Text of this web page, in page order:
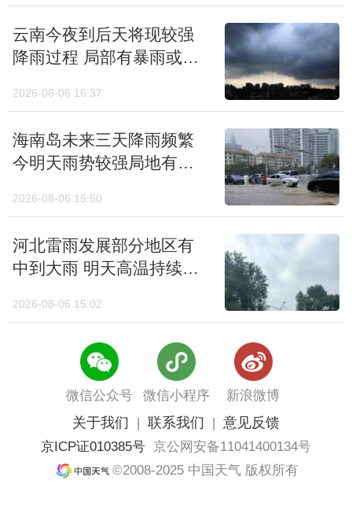
云南今夜到后天将现较强
降雨过程 局部有暴雨或大
2026-08-06 16:37
海南岛未来三天降雨频繁
今明天雨势较强局地有大
2026-08-06 15:50
河北雷雨发展部分地区有
中到大雨 明天高温持续后
2026-08-06 15:02
微信公众号 微信小程序 新浪微博
关于我们 联系我们 意见反馈
京ICP证010385号 京公网安备11041400134号
©2008-2025 中国天气 版权所有